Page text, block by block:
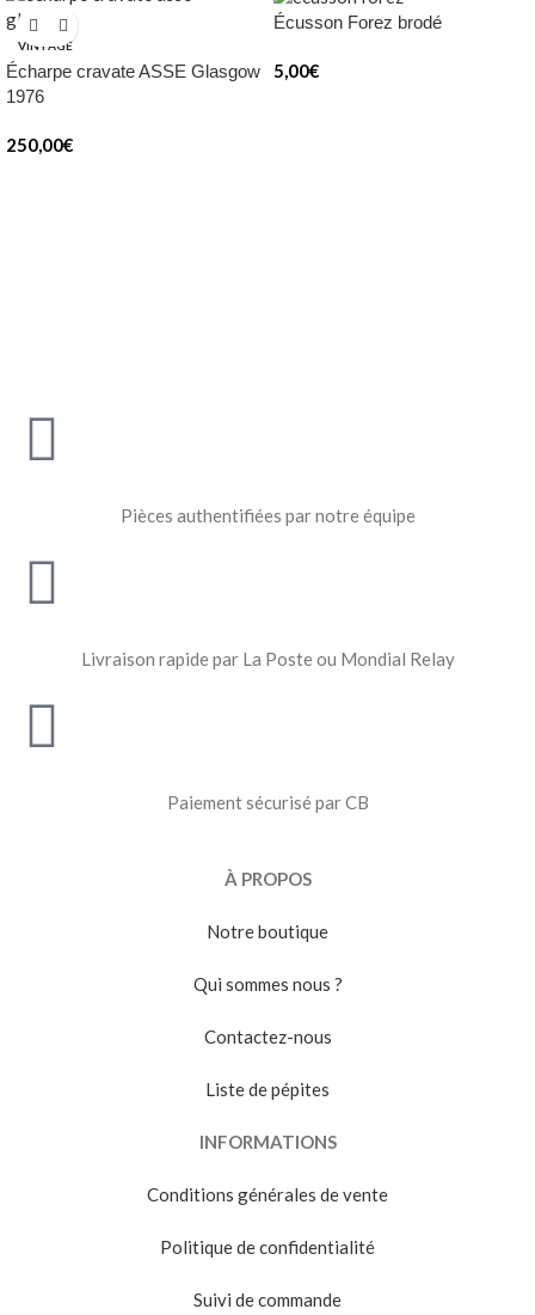
VINTAGE
Écharpe cravate ASSE Glasgow
1976
250,00€
Écusson Forez brodé
5,00€
Pièces authentifiées par notre équipe
Livraison rapide par La Poste ou Mondial Relay
Paiement sécurisé par CB
À PROPOS
Notre boutique
Qui sommes nous ?
Contactez-nous
Liste de pépites
INFORMATIONS
Conditions générales de vente
Politique de confidentialité
Suivi de commande